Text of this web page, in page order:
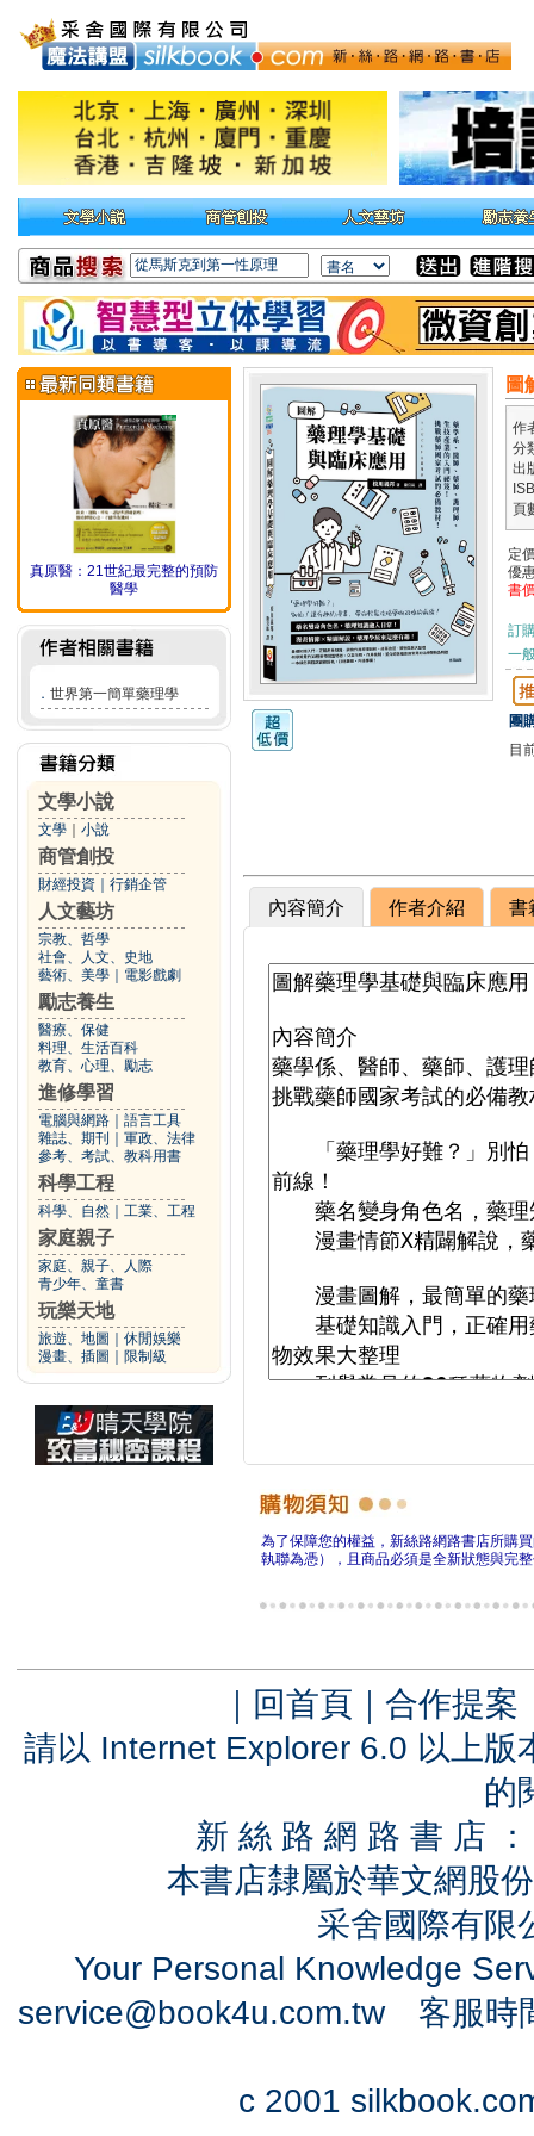
真原醫：21世紀最完整的預防
醫學
． 世界第一簡單藥理學
文學小說
文學 小說
商管創投
財經投資 行銷企管
人文藝坊
宗教、哲學
社會、人文、史地
藝術、美學
電影戲劇
勵志養生
醫療、保健
料理、生活百科
教育、心理、勵志
進修學習
電腦與網路
語言工具
雜誌、期刊
軍政、法律
參考、考試、教科用書
科學工程
科學、自然 工業、工程
家庭親子
家庭、親子、人際
青少年、童書
玩樂天地
旅遊、地圖
休閒娛樂
漫畫、插圖
限制級
圖
作
分
出
頁
定
優
書
訂
一
團
目
內容簡介 作者介紹 書
為了保障您的權益，新絲路網路書店所購
執聯為憑），且商品必須是全新狀態與完
｜ 回首頁 ｜ 合作提案
請以 Internet Explorer 6.0 以上
的
新 絲 路 網 路 書 店
本書店隸屬於華文網股
采舍國際有
Your Personal Knowledge
service@book4u.com.tw客服時
c 2001